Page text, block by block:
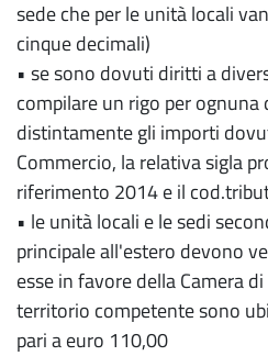
sede che per le unità locali
cinque decimali)
• se sono dovuti diritti a
compilare un rigo per ognuna
distintamente gli importi
Commercio, la relativa sigla
riferimento 2014 e il
• le unità locali e le sedi
principale all'estero devono
esse in favore della Camera
territorio competente sono
pari a euro 110,00